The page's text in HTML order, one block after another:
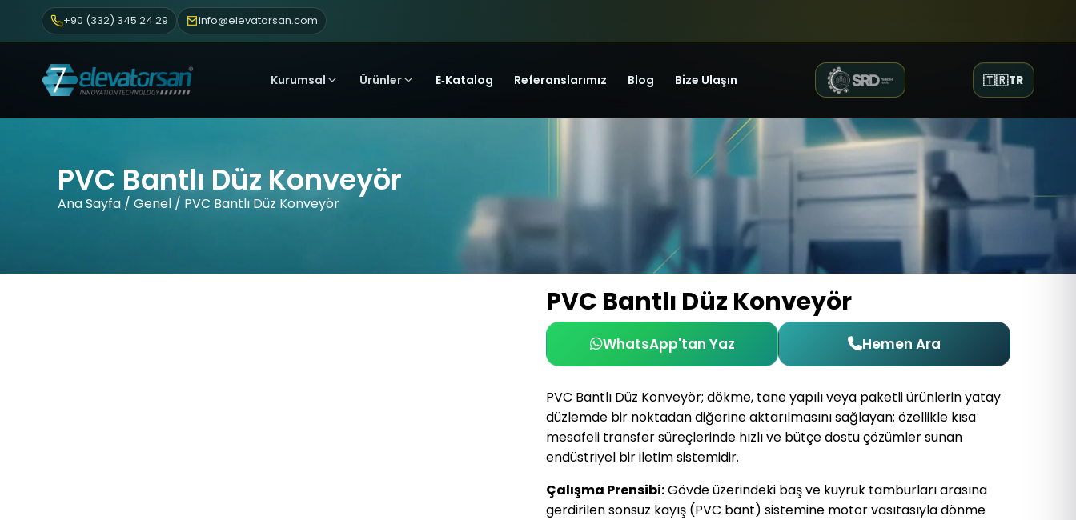
+90 (332) 345 24 29 info@elevatorsan.com
Kurumsal Ürünler E‑Katalog Referanslarımız Blog Bize Ulaşın 🇹🇷TR
PVC Bantlı Düz Konveyör
Ana Sayfa / Genel / PVC Bantlı Düz Konveyör
PVC Bantlı Düz Konveyör
WhatsApp'tan Yaz Hemen Ara
PVC Bantlı Düz Konveyör; dökme, tane yapılı veya paketli ürünlerin yatay
düzlemde bir noktadan diğerine aktarılmasını sağlayan; özellikle kısa
mesafeli transfer süreçlerinde hızlı ve bütçe dostu çözümler sunan
endüstriyel bir iletim sistemidir.
Çalışma Prensibi:Gövde üzerindeki baş ve kuyruk tamburları arasına
gerdirilen sonsuz kayış (PVC bant) sistemine motor vasıtasıyla dönme